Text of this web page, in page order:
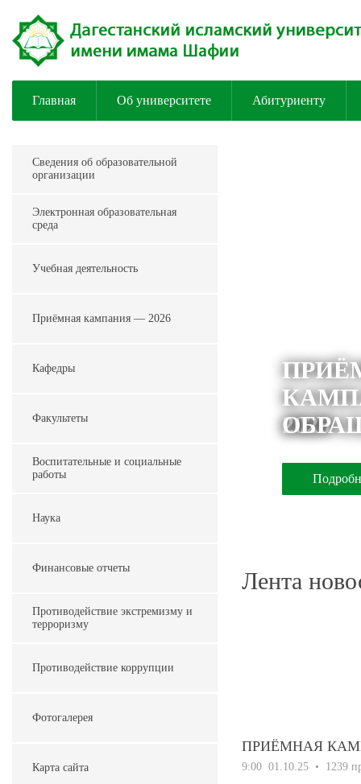
Главная Об университете Абитуриенту
Сведения об образовательной
организации
Электронная образовательная
среда
Учебная деятельность
Приёмная кампания — 2026
Кафедры
Факультеты
Воспитательные и социальные
работы
Наука
Финансовые отчеты
Противодействие экстремизму и
терроризму
Противодействие коррупции
Фотогалерея
Карта сайта
2026
Лента
ПРИЁМНАЯ
9:00 01.10.25 • 1239